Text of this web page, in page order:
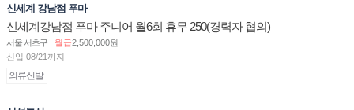
신세계 강남점 푸마
신세계강남점 푸마 주니어 월6회 휴무 250(경력자 협의)
서울 서초구 월급2,500,000원
신입 08/21까지
의류신발